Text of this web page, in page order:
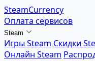
SteamCurrency
Оплата сервисов
Steam
Игры Steam Скидки
Онлайн Steam